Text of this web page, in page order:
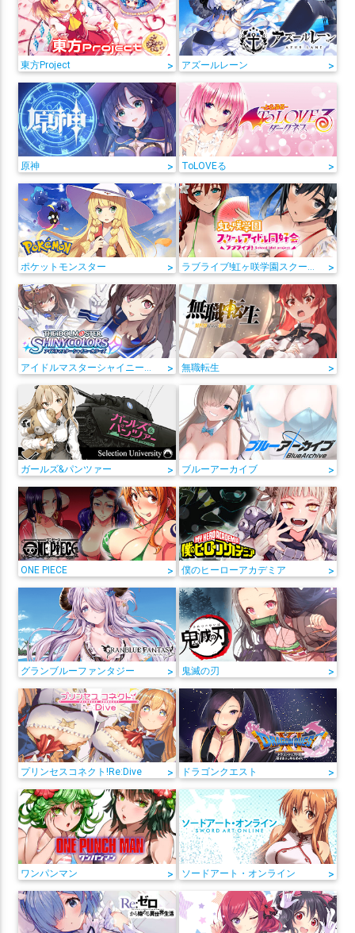
東方Project > アズールレーン >
原神 > ToLOVEる >
ポケットモンスター > ラブライブ!虹ヶ咲学園スクールアイドル同好会 >
アイドルマスターシャイニーカラーズ > 無職転生 >
ガールズ&パンツァー > ブルーアーカイブ >
ONE PIECE > 僕のヒーローアカデミア >
グランブルーファンタジー > 鬼滅の刃 >
プリンセスコネクト!Re:Dive > ドラゴンクエスト >
ワンパンマン > ソードアート・オンライン >